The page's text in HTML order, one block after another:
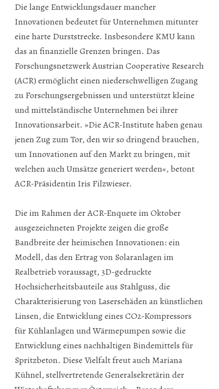
Die lange Entwicklungsdauer mancher
Innovationen bedeutet für Unternehmen mitunter
eine harte Durststrecke. Insbesondere KMU kann
das an finanzielle Grenzen bringen. Das
Forschungsnetzwerk Austrian Cooperative Research
(ACR) ermöglicht einen niederschwelligen Zugang
zu Forschungsergebnissen und unterstützt kleine
und mittelständische Unternehmen bei ihrer
Innovationsarbeit. »Die ACR-Institute haben genau
jenen Zug zum Tor, den wir so dringend brauchen,
um Innovationen auf den Markt zu bringen, mit
welchen auch Umsätze generiert werden«, betont
ACR-Präsidentin Iris Filzwieser.
Die im Rahmen der ACR-Enquete im Oktober
ausgezeichneten Projekte zeigen die große
Bandbreite der heimischen Innovationen: ein
Modell, das den Ertrag von Solaranlagen im
Realbetrieb voraussagt, 3D-gedruckte
Hochsicherheitsbauteile aus Stahlguss, die
Charakterisierung von Laserschäden an künstlichen
Linsen, die Entwicklung eines CO2-Kompressors
für Kühlanlagen und Wärmepumpen sowie die
Entwicklung eines nachhaltigen Bindemittels für
Spritzbeton. Diese Vielfalt freut auch Mariana
Kühnel, stellvertretende Generalsekretärin der